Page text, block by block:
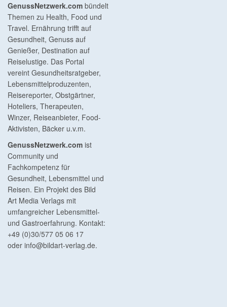
GenussNetzwerk.com bündelt
Themen zu Health, Food und
Travel. Ernährung trifft auf
Gesundheit, Genuss auf
Genießer, Destination auf
Reiselustige. Das Portal
vereint Gesundheitsratgeber,
Lebensmittelproduzenten,
Reisereporter, Obstgärtner,
Hoteliers, Therapeuten,
Winzer, Reiseanbieter, Food-
Aktivisten, Bäcker u.v.m.
GenussNetzwerk.com ist
Community und
Fachkompetenz für
Gesundheit, Lebensmittel und
Reisen. Ein Projekt des Bild
Art Media Verlags mit
umfangreicher Lebensmittel-
und Gastroerfahrung. Kontakt:
+49 (0)30/577 05 06 17
oder info@bildart-verlag.de.